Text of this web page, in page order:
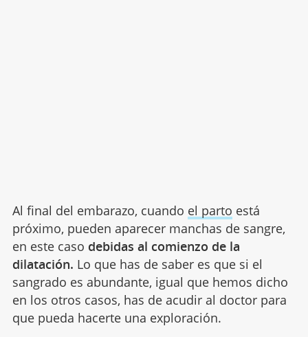
Al final del embarazo, cuando el parto está
próximo, pueden aparecer manchas de sangre,
en este caso debidas al comienzo de la
dilatación. Lo que has de saber es que si el
sangrado es abundante, igual que hemos dicho
en los otros casos, has de acudir al doctor para
que pueda hacerte una exploración.